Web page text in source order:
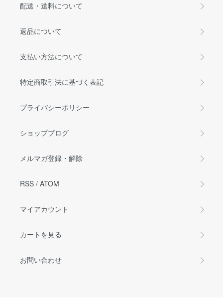
配送・送料について
返品について
支払い方法について
特定商取引法に基づく表記
プライバシーポリシー
ショップブログ
メルマガ登録・解除
RSS / ATOM
マイアカウント
カートを見る
お問い合わせ